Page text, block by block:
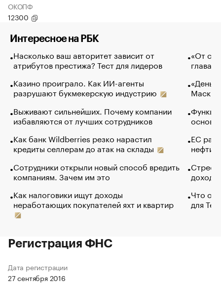
ОКОПФ
12300
Интересное на РБК
Насколько ваш авторитет зависит от
атрибутов престижа? Тест для лидеров
Казино проиграло. Как ИИ-агенты
разрушают букмекерскую индустрию
Выживают сильнейших. Почему компании
избавляются от лучших сотрудников
Как банк Wildberries резко нарастил
кредиты селлерам до атак на склады
Сотрудники открыли новый способ вредить
компаниям. Зачем им это
Как налоговики ищут доходы
неработающих покупателей яхт и квартир
«От
глава
Маск в
основ
ЕС
нефти
Что
для
Регистрация ФНС
Дата регистрации
27 сентября 2016